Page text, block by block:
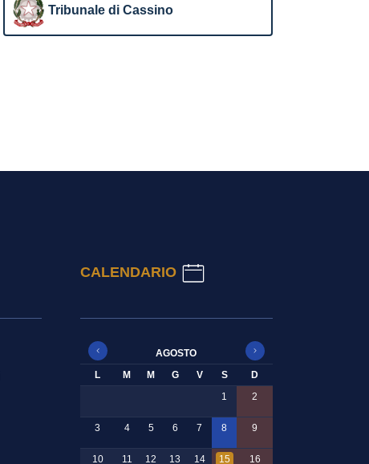
Tribunale di Cassino
CALENDARIO
AGOSTO
L M M G V S D
1 2
3 4 5 6 7 8 9
10 11 12 13 14 15 16